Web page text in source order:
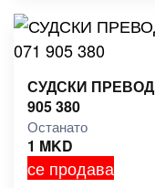
СУДСКИ ПРЕВОД
905 380
Останато
1 MKD
се продава